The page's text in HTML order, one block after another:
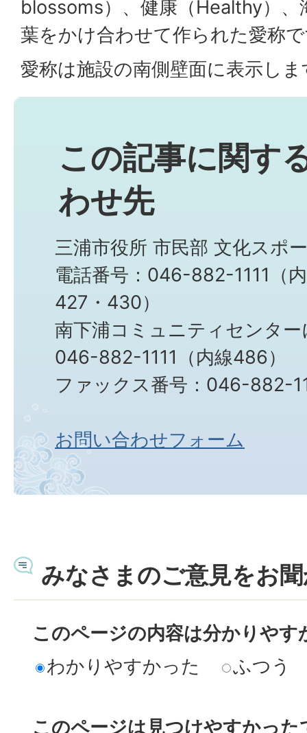
blossoms）、健康（Healthy）
葉をかけ合わせて作られた愛称
愛称は施設の南側壁面に表示しま
この記事に関す
わせ先
三浦市役所 市民部 文化スポ
電話番号：046-882-1111（
427・430）
南下浦コミュニティセンタ
046-882-1111（内線486）
ファックス番号：046-882-
お問い合わせフォーム
みなさまのご意見をお
このページの内容は分かりやす
わかりやすかった
ふつう
このページは見つけやすかった